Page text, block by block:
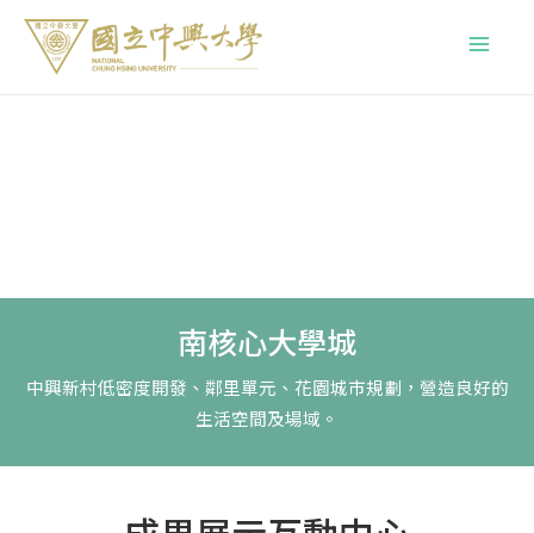
南核心大學城
中興新村低密度開發、鄰里單元、花園城市規劃，營造良好的
生活空間及場域。